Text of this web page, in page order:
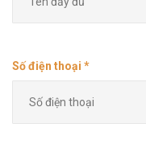
Số điện thoại *